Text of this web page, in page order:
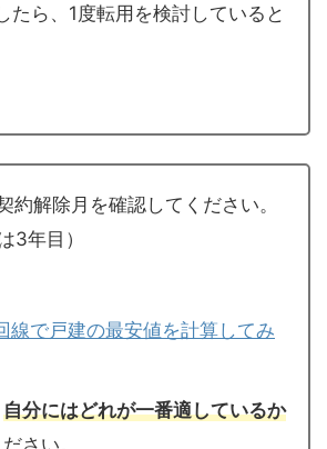
たら、1度転用を検討していると
約解除月を確認してください。
3年目）
線で戸建の最安値を計算してみ
自分にはどれが一番適しているか
さい。